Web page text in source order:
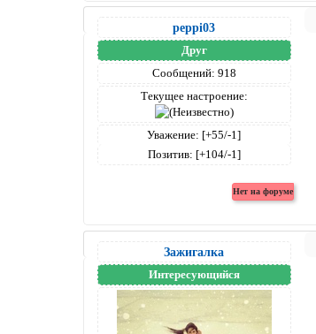
peppi03
Друг
Сообщений: 918
Текущее настроение:
Уважение: [+55/-1]
Позитив: [+104/-1]
Зажигалка
Интересующийся